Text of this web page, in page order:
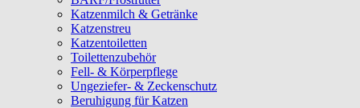
Katzenmilch & Getränke
Katzenstreu
Katzentoiletten
Toilettenzubehör
Fell- & Körperpflege
Ungeziefer- & Zeckenschutz
Beruhigung für Katzen